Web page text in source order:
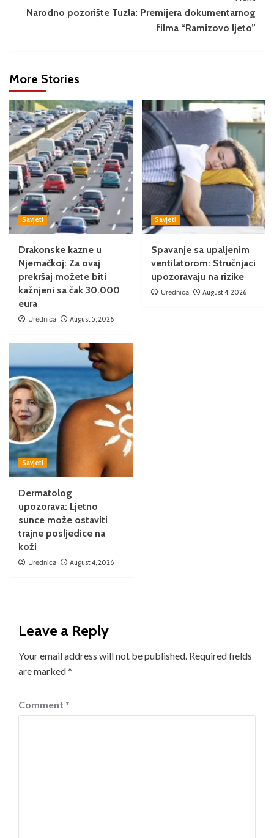
Narodno pozorište Tuzla: Premijera dokumentarnog
filma “Ramizovo ljeto”
More Stories
Savjeti
Drakonske kazne u
Njemačkoj: Za ovaj
prekršaj možete biti
kažnjeni sa čak 30.000
eura
Urednica August 5, 2026
Savjeti
Spavanje sa upaljenim
ventilatorom: Stručnjaci
upozoravaju na rizike
Urednica August 4, 2026
Savjeti
Dermatolog
upozorava: Ljetno
sunce može ostaviti
trajne posljedice na
koži
Urednica August 4, 2026
Leave a Reply
Your email address will not be published. Required fields
are marked*
Comment *